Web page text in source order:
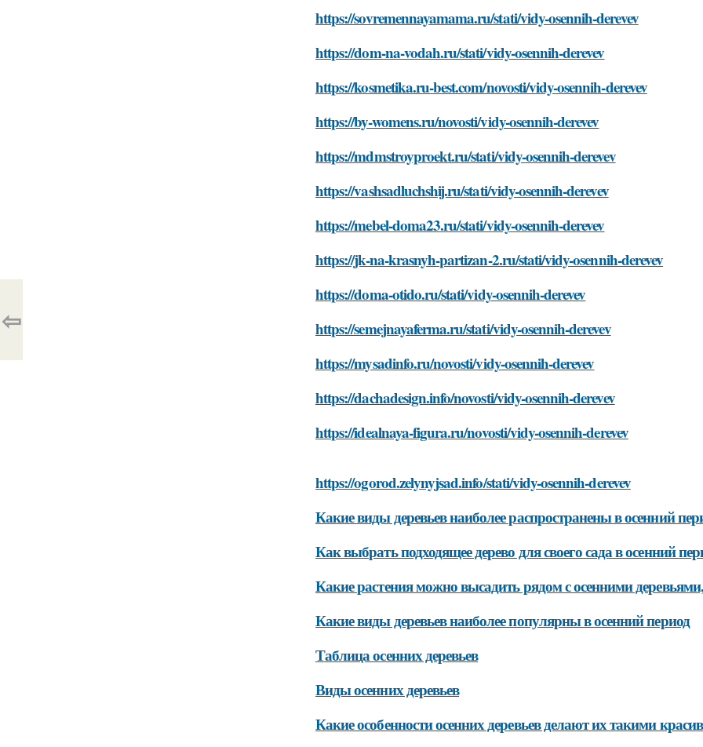
https://sovremennayamama.ru/stati/vidy-osennih-derevev
https://dom-na-vodah.ru/stati/vidy-osennih-derevev
https://kosmetika.ru-best.com/novosti/vidy-osennih-derevev
https://by-womens.ru/novosti/vidy-osennih-derevev
https://mdmstroyproekt.ru/stati/vidy-osennih-derevev
https://vashsadluchshij.ru/stati/vidy-osennih-derevev
https://mebel-doma23.ru/stati/vidy-osennih-derevev
https://jk-na-krasnyh-partizan-2.ru/stati/vidy-osennih-derevev
https://doma-otido.ru/stati/vidy-osennih-derevev
https://semejnayaferma.ru/stati/vidy-osennih-derevev
https://mysadinfo.ru/novosti/vidy-osennih-derevev
https://dachadesign.info/novosti/vidy-osennih-derevev
https://idealnaya-figura.ru/novosti/vidy-osennih-derevev
https://ogorod.zelynyjsad.info/stati/vidy-osennih-derevev
Какие виды деревьев наиболее распространены в осенний
Как выбрать подходящее дерево для своего сада в осенний
Какие растения можно высадить рядом с осенними
Какие виды деревьев наиболее популярны в осенний период
Таблица осенних деревьев
Виды осенних деревьев
Какие особенности осенних деревьев делают их такими
⇦